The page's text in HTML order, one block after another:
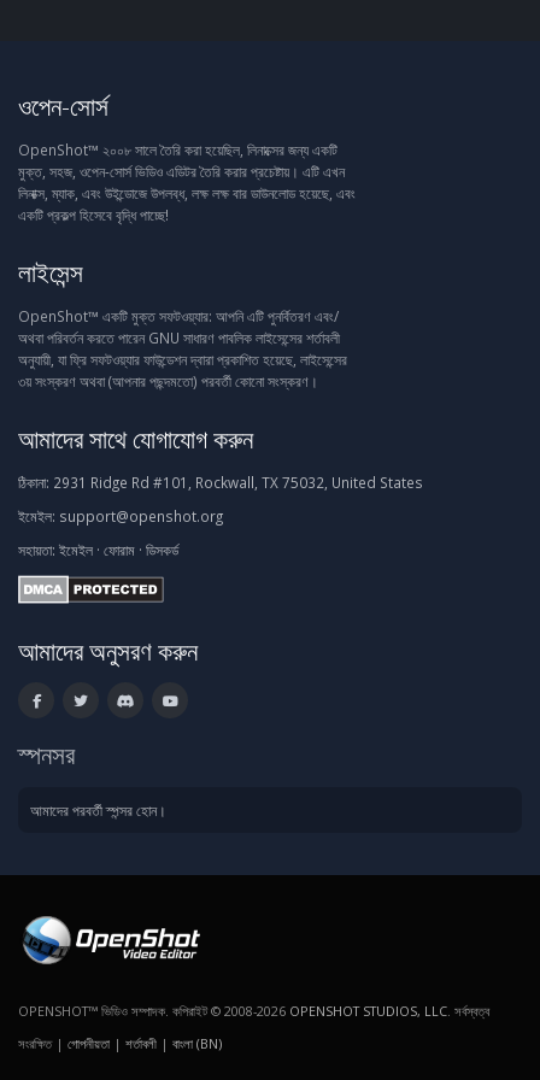
ওপেন-সোর্স
OpenShot™ ২০০৮ সালে তৈরি করা হয়েছিল, লিনাক্সের জন্য একটি
মুক্ত, সহজ, ওপেন-সোর্স ভিডিও এডিটর তৈরি করার প্রচেষ্টায়। এটি এখন
লিনাক্স, ম্যাক, এবং উইন্ডোজে উপলব্ধ, লক্ষ লক্ষ বার ডাউনলোড হয়েছে, এবং
একটি প্রকল্প হিসেবে বৃদ্ধি পাচ্ছে!
লাইসেন্স
OpenShot™ একটি মুক্ত সফটওয়্যার: আপনি এটি পুনর্বিতরণ এবং/
অথবা পরিবর্তন করতে পারেন GNU সাধারণ পাবলিক লাইসেন্সের শর্তাবলী
অনুযায়ী, যা ফ্রি সফটওয়্যার ফাউন্ডেশন দ্বারা প্রকাশিত হয়েছে, লাইসেন্সের
৩য় সংস্করণ অথবা (আপনার পছন্দমতো) পরবর্তী কোনো সংস্করণ।
আমাদের সাথে যোগাযোগ করুন
ঠিকানা: 2931 Ridge Rd #101, Rockwall, TX 75032, United States
ইমেইল: support@openshot.org
সহায়তা: ইমেইল · ফোরাম · ডিসকর্ড
আমাদের অনুসরণ করুন
স্পনসর
আমাদের পরবর্তী স্পন্সর হোন।
OPENSHOT™ ভিডিও সম্পাদক. কপিরাইট © 2008-2026 OPENSHOT STUDIOS, LLC . সর্বস্বত্ব
সংরক্ষিত | গোপনীয়তা | শর্তাবলী | বাংলা (BN)